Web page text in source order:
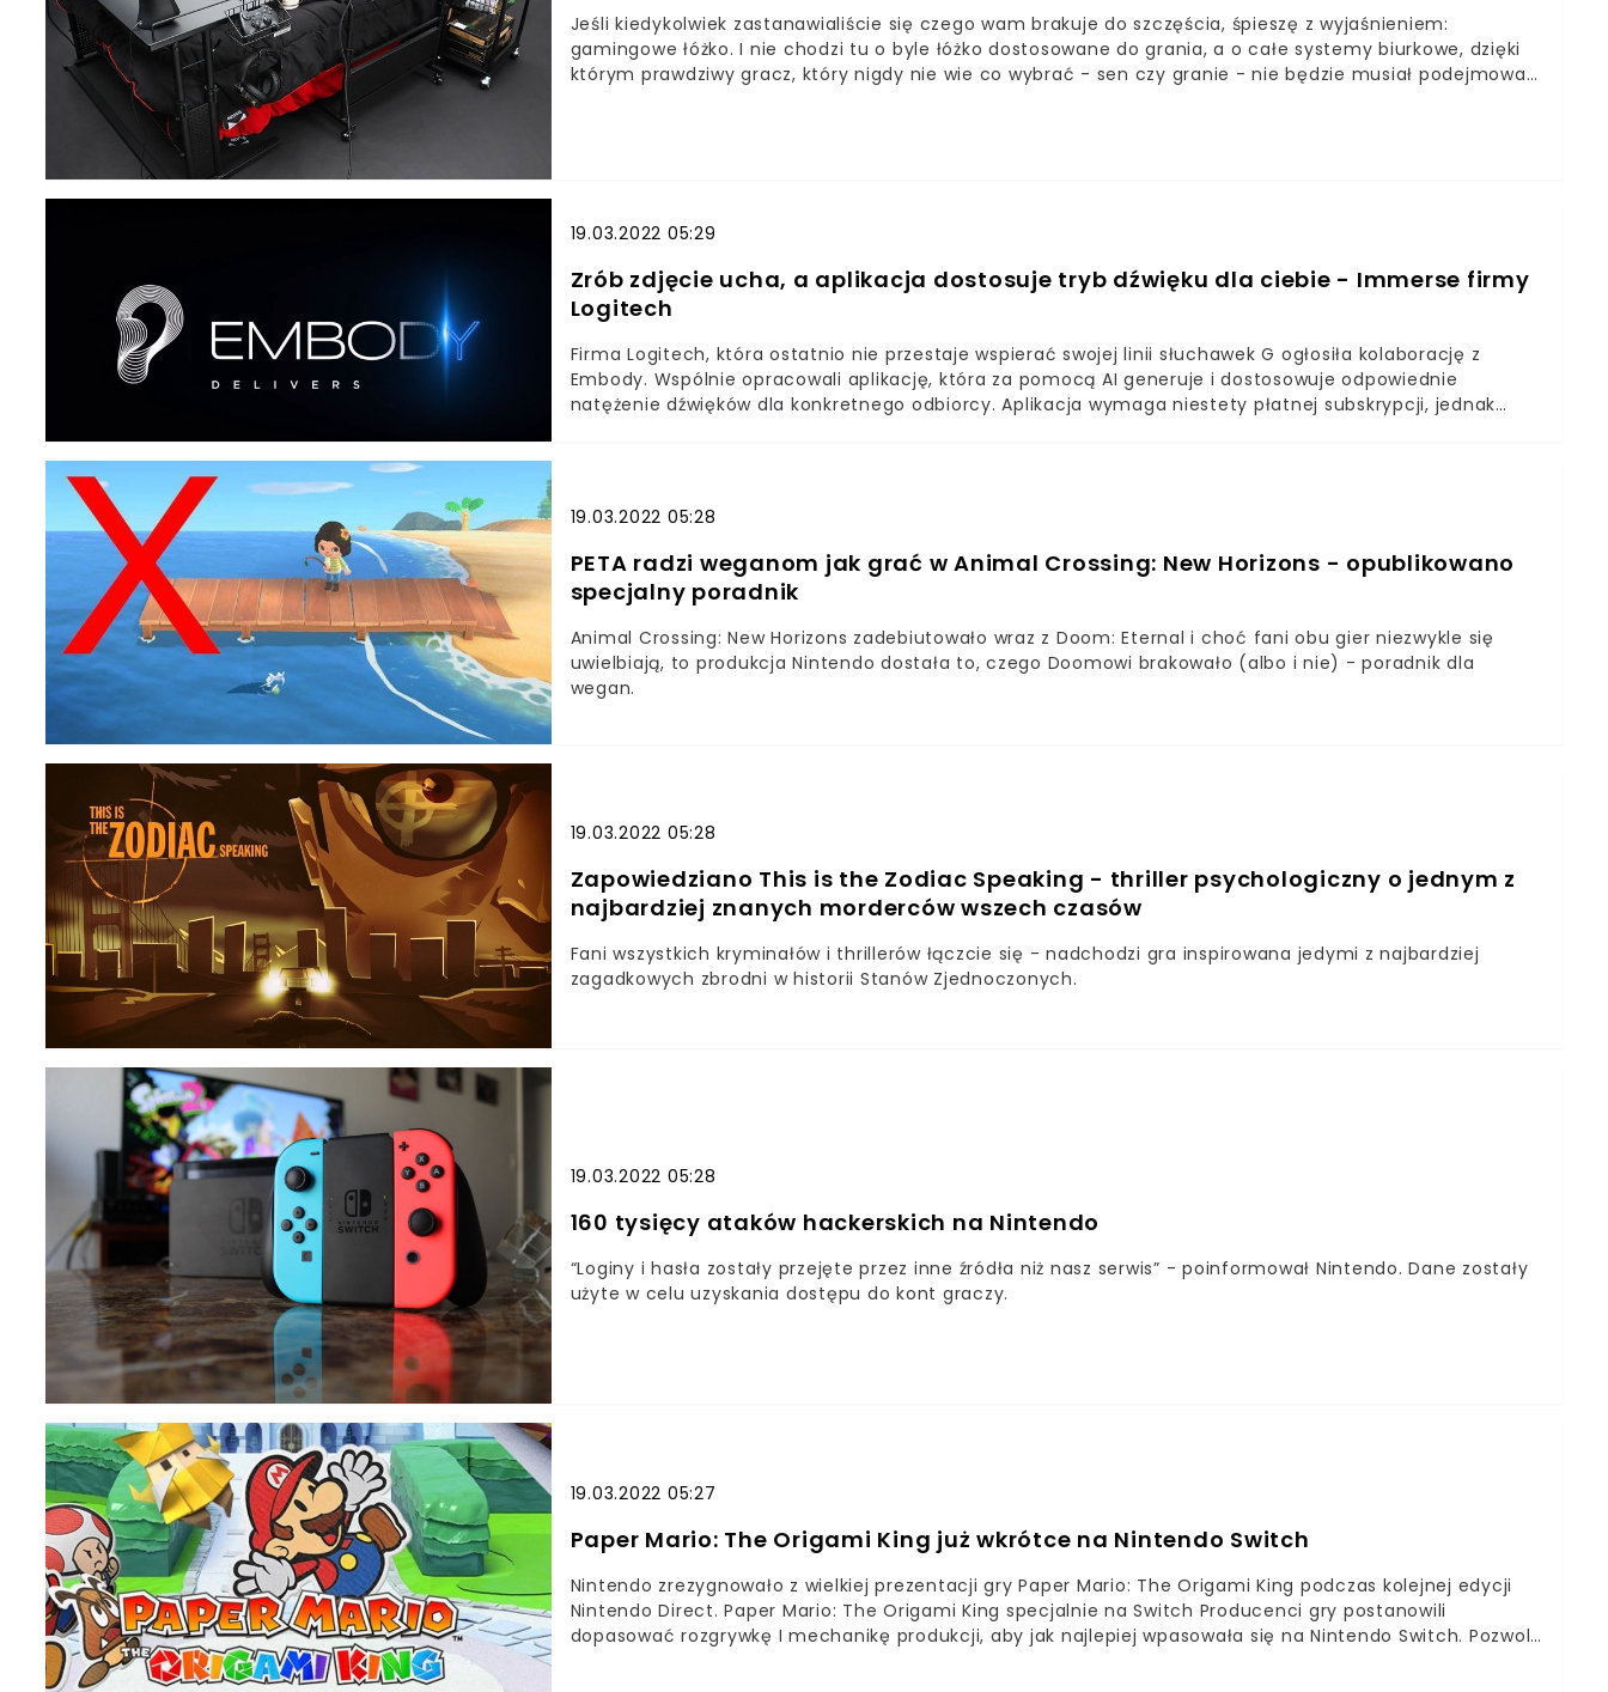
Jeśli kiedykolwiek zastanawialiście się czego wam brakuje do szczęścia, śpieszę z wyjaśnieniem:
gamingowe łóżko. I nie chodzi tu o byle łóżko dostosowane do grania, a o całe systemy biurkowe, dzięki
którym prawdziwy gracz, który nigdy nie wie co wybrać - sen czy granie - nie będzie musiał podejmować
19.03.2022 05:29
Zrób zdjęcie ucha, a aplikacja dostosuje tryb dźwięku dla ciebie - Immerse firmy
Logitech
Firma Logitech, która ostatnio nie przestaje wspierać swojej linii słuchawek G ogłosiła kolaborację z
Embody. Wspólnie opracowali aplikację, która za pomocą AI generuje i dostosowuje odpowiednie
natężenie dźwięków dla konkretnego odbiorcy. Aplikacja wymaga niestety płatnej subskrypcji, jednak
19.03.2022 05:28
PETA radzi weganom jak grać w Animal Crossing: New Horizons - opublikowano
specjalny poradnik
Animal Crossing: New Horizons zadebiutowało wraz z Doom: Eternal i choć fani obu gier niezwykle się
uwielbiają, to produkcja Nintendo dostała to, czego Doomowi brakowało (albo i nie) - poradnik dla
wegan.
19.03.2022 05:28
Zapowiedziano This is the Zodiac Speaking - thriller psychologiczny o jednym z
najbardziej znanych morderców wszech czasów
Fani wszystkich kryminałów i thrillerów łączcie się - nadchodzi gra inspirowana jedymi z najbardziej
zagadkowych zbrodni w historii Stanów Zjednoczonych.
19.03.2022 05:28
160 tysięcy ataków hackerskich na Nintendo
“Loginy i hasła zostały przejęte przez inne źródła niż nasz serwis” - poinformował Nintendo. Dane zostały
użyte w celu uzyskania dostępu do kont graczy.
19.03.2022 05:27
Paper Mario: The Origami King już wkrótce na Nintendo Switch
Nintendo zrezygnowało z wielkiej prezentacji gry Paper Mario: The Origami King podczas kolejnej edycji
Nintendo Direct. Paper Mario: The Origami King specjalnie na Switch Producenci gry postanowili
dopasować rozgrywkę I mechanikę produkcji, aby jak najlepiej wpasowała się na Nintendo Switch. Pozwoli